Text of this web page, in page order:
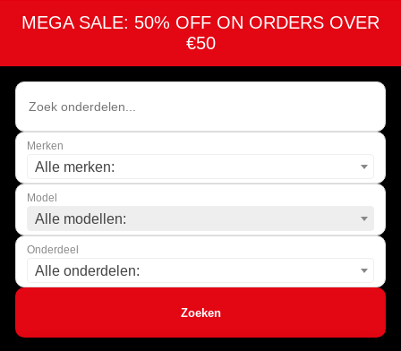
MEGA SALE: 50% OFF ON ORDERS OVER
€50
Merken
Alle merken:
Model
Alle modellen:
Onderdeel
Alle onderdelen:
Zoeken